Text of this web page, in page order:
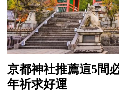
京都神社推薦這5間
年祈求好運